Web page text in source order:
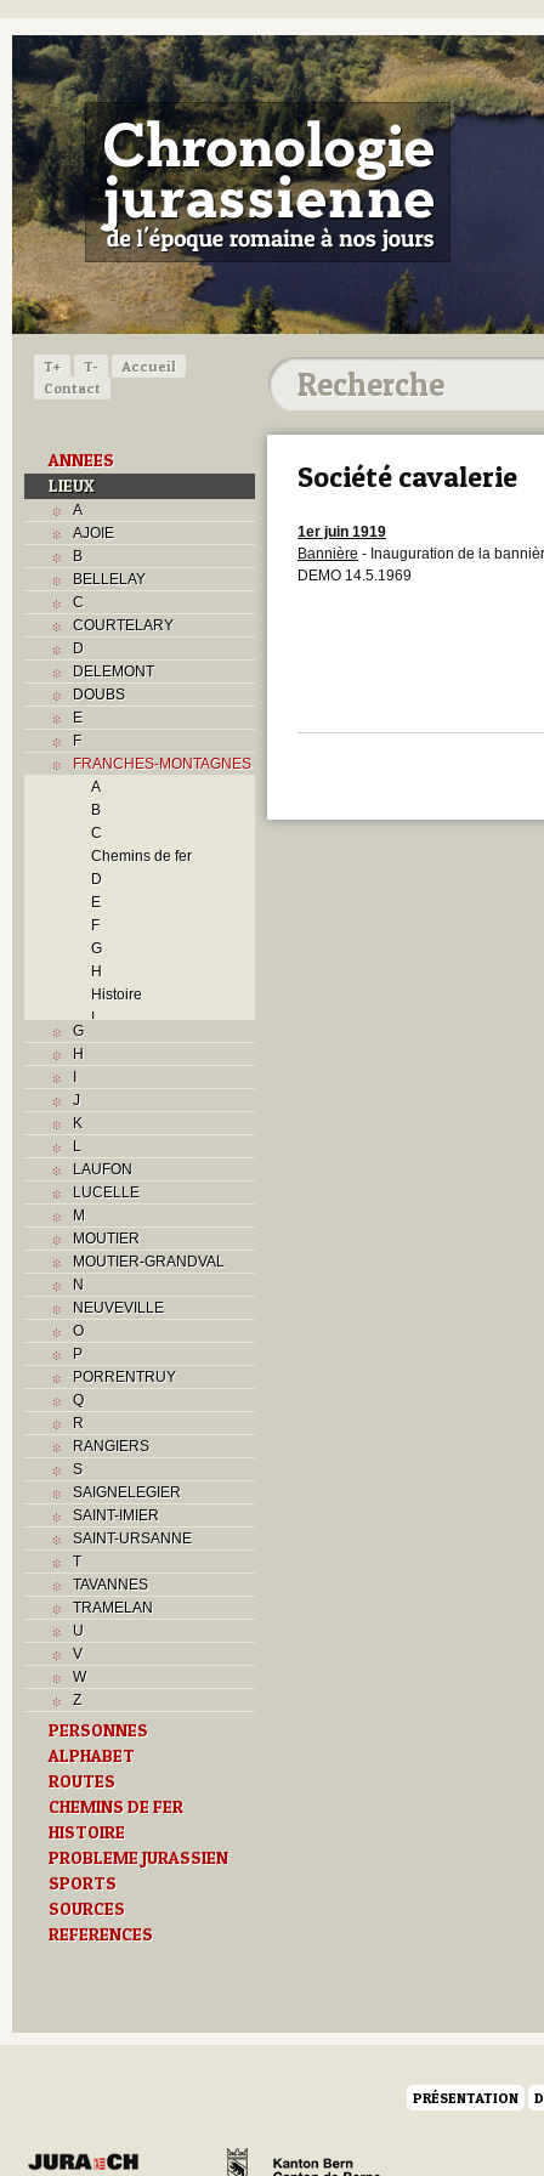
T+ T-
Accueil
Contact
ANNEES
LIEUX
A
AJOIE
B
BELLELAY
C
COURTELARY
D
DELEMONT
DOUBS
E
F
FRANCHES-MONTAGNES
A
B
C
Chemins de fer
D
E
F
G
H
Histoire
I
Routes
S
Textes
V
G
H
I
J
K
L
LAUFON
LUCELLE
M
MOUTIER
MOUTIER-GRANDVAL
N
NEUVEVILLE
O
P
PORRENTRUY
Q
R
RANGIERS
S
SAIGNELEGIER
SAINT-IMIER
SAINT-URSANNE
T
TAVANNES
TRAMELAN
U
V
W
Z
PERSONNES
ALPHABET
ROUTES
CHEMINS DE FER
HISTOIRE
PROBLEME JURASSIEN
SPORTS
SOURCES
REFERENCES
Société cavalerie
1er juin 1919
Bannière - Inauguration de la
DEMO 14.5.1969
PRÉSENTATION